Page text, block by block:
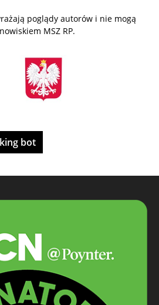
poglądy autorów i nie mogą
MSZ RP.
bot